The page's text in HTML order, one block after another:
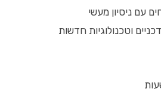
עם ניסיון מעשי
וטכנולוגיות חדשות